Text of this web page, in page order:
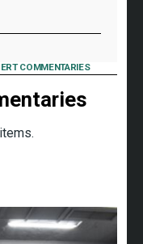
COMMENTARIES